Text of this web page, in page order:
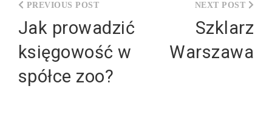
wpisu
Jak prowadzić
księgowość w
spółce zoo?
Szklarz
Warszawa